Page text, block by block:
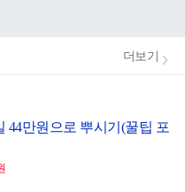
더보기
44만원으로 뿌시기(꿀팁 포